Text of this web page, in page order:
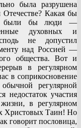
была разрушена
Какая бы
были бы люди —
духовных и
не допустил
над Россией —
общества. Вот и
в регулярном
в соприкосновение
регулярной
недостаток участия
в регулярном
Христовых Таин! Но
говорит пословица,